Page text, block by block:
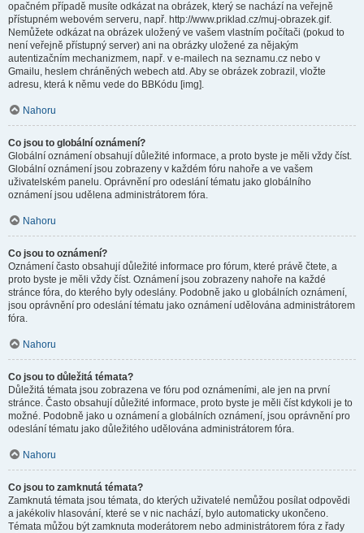
opačném případě musíte odkázat na obrázek, který se nachází na veřejně
přístupném webovém serveru, např. http://www.priklad.cz/muj-obrazek.gif.
Nemůžete odkázat na obrázek uložený ve vašem vlastním počítači (pokud to
není veřejně přístupný server) ani na obrázky uložené za nějakým
autentizačním mechanizmem, např. v e-mailech na seznamu.cz nebo v
Gmailu, heslem chráněných webech atd. Aby se obrázek zobrazil, vložte
adresu, která k němu vede do BBKódu [img].
Nahoru
Co jsou to globální oznámení?
Globální oznámení obsahují důležité informace, a proto byste je měli vždy číst.
Globální oznámení jsou zobrazeny v každém fóru nahoře a ve vašem
uživatelském panelu. Oprávnění pro odeslání tématu jako globálního
oznámení jsou udělena administrátorem fóra.
Nahoru
Co jsou to oznámení?
Oznámení často obsahují důležité informace pro fórum, které právě čtete, a
proto byste je měli vždy číst. Oznámení jsou zobrazeny nahoře na každé
stránce fóra, do kterého byly odeslány. Podobně jako u globálních oznámení,
jsou oprávnění pro odeslání tématu jako oznámení udělována administrátorem
fóra.
Nahoru
Co jsou to důležitá témata?
Důležitá témata jsou zobrazena ve fóru pod oznámeními, ale jen na první
stránce. Často obsahují důležité informace, proto byste je měli číst kdykoli je to
možné. Podobně jako u oznámení a globálních oznámení, jsou oprávnění pro
odeslání tématu jako důležitého udělována administrátorem fóra.
Nahoru
Co jsou to zamknutá témata?
Zamknutá témata jsou témata, do kterých uživatelé nemůžou posílat odpovědi
a jakékoliv hlasování, které se v nic nachází, bylo automaticky ukončeno.
Témata můžou být zamknuta moderátorem nebo administrátorem fóra z řady